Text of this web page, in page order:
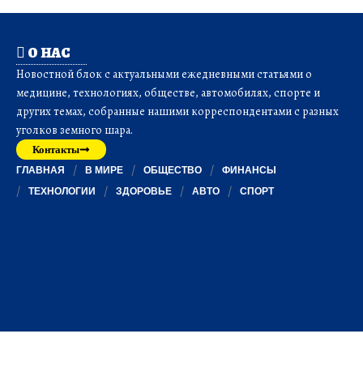
О НАС
Новостной блок с актуальными ежедневными статьями о
медицине, технологиях, обществе, автомобилях, спорте и
других темах, собранные нашими корреспондентами с разных
уголков земного шара.
Контакты
ГЛАВНАЯ В МИРЕ ОБЩЕСТВО
ФИНАНСЫ
ТЕХНОЛОГИИ
ЗДОРОВЬЕ АВТО СПОРТ